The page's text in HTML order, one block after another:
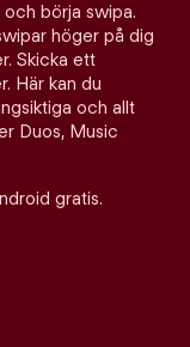
börja swipa.
höger på dig
Skicka ett
Här kan du
och allt
Duos, Music
gratis.